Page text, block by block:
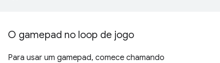
O gamepad no loop de jogo
Para usar um gamepad, comece chamando